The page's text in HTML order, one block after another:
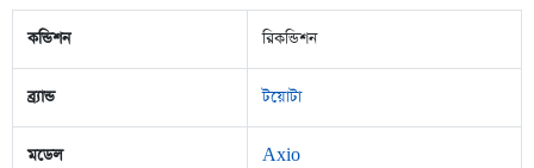
কন্ডিশন রিকন্ডিশন
ব্র্যান্ড টয়োটা
মডেল Axio